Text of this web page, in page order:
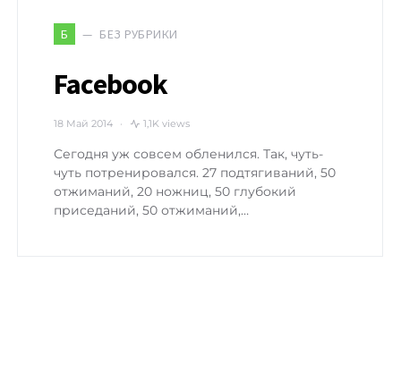
Б БЕЗ РУБРИКИ
Facebook
18 Май 2014 1,1K views
Сегодня уж совсем обленился. Так, чуть-
чуть потренировался. 27 подтягиваний, 50
отжиманий, 20 ножниц, 50 глубокий
приседаний, 50 отжиманий,…